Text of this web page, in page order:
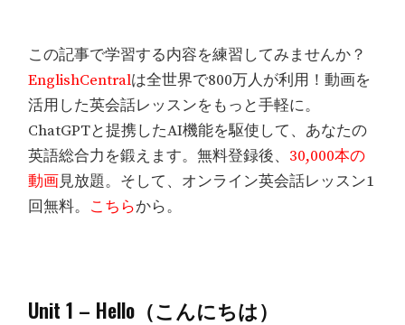
この記事で学習する内容を練習してみませんか？
EnglishCentralは全世界で800万人が利用！動画を
活用した英会話レッスンをもっと手軽に。
ChatGPTと提携したAI機能を駆使して、あなたの
英語総合力を鍛えます。無料登録後、 30,000本の
動画見放題。そして、オンライン英会話レッスン1
回無料。 こちらから。
Unit 1 – Hello（こんにちは）